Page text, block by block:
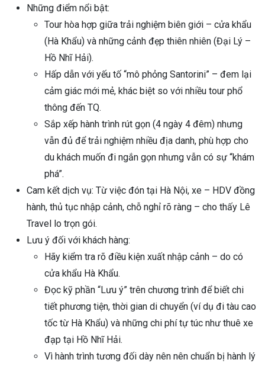
Những điểm nổi bật:
Tour hòa hợp giữa trải nghiệm biên giới – cửa khẩu
(Hà Khẩu) và những cảnh đẹp thiên nhiên (Đại Lý –
Hồ Nhĩ Hải).
Hấp dẫn với yếu tố “mô phỏng Santorini” – đem lại
cảm giác mới mẻ, khác biệt so với nhiều tour phổ
thông đến TQ.
Sắp xếp hành trình rút gọn (4 ngày 4 đêm) nhưng
vẫn đủ để trải nghiệm nhiều địa danh, phù hợp cho
du khách muốn đi ngắn gọn nhưng vẫn có sự “khám
phá”.
Cam kết dịch vụ: Từ việc đón tại Hà Nội, xe – HDV đồng
hành, thủ tục nhập cảnh, chỗ nghỉ rõ ràng – cho thấy Lê
Travel lo trọn gói.
Lưu ý đối với khách hàng:
Hãy kiểm tra rõ điều kiện xuất nhập cảnh – do có
cửa khẩu Hà Khẩu.
Đọc kỹ phần “Lưu ý” trên chương trình để biết chi
tiết phương tiện, thời gian di chuyển (ví dụ đi tàu cao
tốc từ Hà Khẩu) và những chi phí tự túc như thuê xe
đạp tại Hồ Nhĩ Hải.
Vì hành trình tương đối dày nên nên chuẩn bị hành lý